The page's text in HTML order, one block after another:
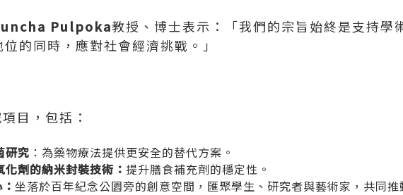
Pulpoka教授、博士表示：「我們的宗旨始終是支持學
的同時，應對社會經濟挑戰。」
目，包括：
研究 ：為藥物療法提供更安全的替代方案。
劑的納米封裝技術： 提升膳食補充劑的穩定性。
坐落於百年紀念公園旁的創意空間，匯聚學生、研究者與藝術家，共同推